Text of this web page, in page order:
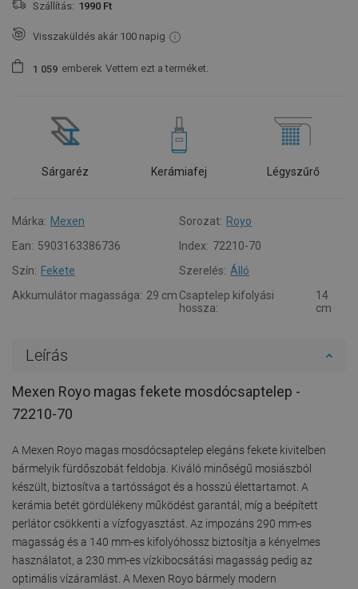
Szállítás: 1990 Ft
Visszaküldés akár 100 napig
1 059 emberek Vettem ezt a terméket.
Sárgaréz Kerámiafej Légyszűrő
Márka: Mexen Sorozat: Royo
Ean: 5903163386736 Index: 72210-70
Szín: Fekete Szerelés: Álló
Akkumulátor magassága: 29 cm Csaptelep kifolyási
hossza:
14
cm
Leírás
Mexen Royo magas fekete mosdócsaptelep -
72210-70
A Mexen Royo magas mosdócsaptelep elegáns fekete kivitelben
bármelyik fürdőszobát feldobja. Kiváló minőségű mosiászból
készült, biztosítva a tartósságot és a hosszú élettartamot. A
kerámia betét gördülékeny működést garantál, míg a beépített
perlátor csökkenti a vízfogyasztást. Az impozáns 290 mm-es
magasság és a 140 mm-es kifolyóhossz biztosítja a kényelmes
használatot, a 230 mm-es vízkibocsátási magasság pedig az
optimális vízáramlást. A Mexen Royo bármely modern